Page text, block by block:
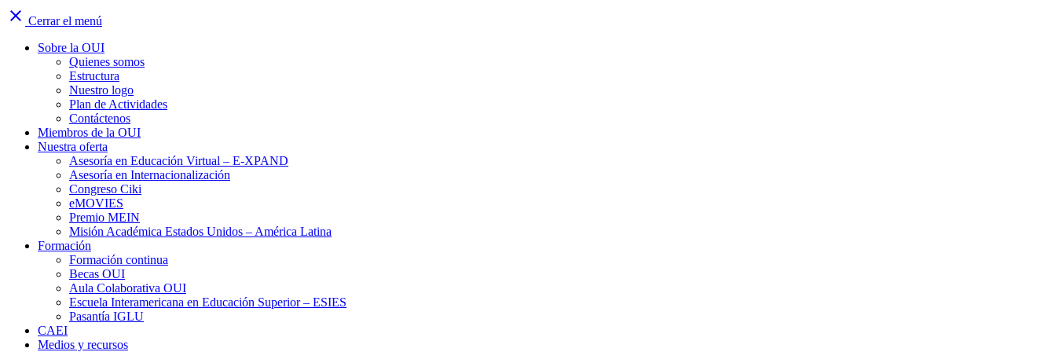
close Cerrar el menú
Sobre la OUI
Quienes somos
Estructura
Nuestro logo
Plan de Actividades
Contáctenos
Miembros de la OUI
Nuestra oferta
Asesoría en Educación Virtual – E-XPAND
Asesoría en Internacionalización
Congreso Ciki
eMOVIES
Premio MEIN
Misión Académica Estados Unidos – América Latina
Formación
Formación continua
Becas OUI
Aula Colaborativa OUI
Escuela Interamericana en Educación Superior – ESIES
Pasantía IGLU
CAEI
Medios y recursos